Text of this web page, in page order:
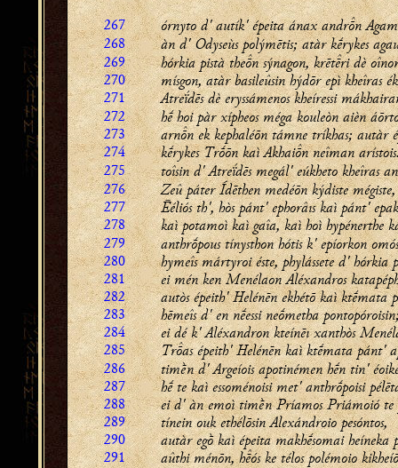
267 órnyto d' autík' épeita ánax andrn
268 àn d' Odyseùs polýmētis; atàr kḗrykes
269 hórkia pistà then sýnagon, krētri dè
270 mísgon, atàr basileûsin hýdōr epì kheîras
271 Atreḯdēs dè eryssámenos kheíressi
272 hḗ hoi pàr xípheos méga kouleòn aièn
273 arnn ek kephaléōn támne tríkhas; autàr
274 kḗrykes Trṓōn kaì Akhain neîman
275 toîsin d' Atreḯdēs megál' eúkheto kheîras
276 Zeû páter Ídēthen medéōn kýdiste mégiste,
277 Ēéliós th', hòs pánt' ephorâıs kaì pánt'
278 kaì potamoì kaì gaîa, kaì hoì hypénerthe
279 anthrṓpous tínysthon hótis k' epíorkon
280 hymeîs mártyroi éste, phylássete d' hórkia
281 ei mén ken Menélaon Aléxandros
282 autòs épeith' Helénēn ekhétō kaì ktḗmata
283 hēmeîs d' en nḗessi neṓmetha
284 ei dé k' Aléxandron kteínēı xanthòs
285 Tras épeith' Helénēn kaì ktḗmata pánt'
286 timḕn d' Argeíois apotinémen hḗn tin'
287 hḗ te kaì essoménoisi met' anthrṓpoisi
288 ei d' àn emoì timḕn Príamos Priámoió te
289 tínein ouk ethélōsin Alexándroio pesóntos,
290 autàr egṑ kaì épeita makhḗsomai heíneka
291 aûthi ménōn, hós ke télos polémoio